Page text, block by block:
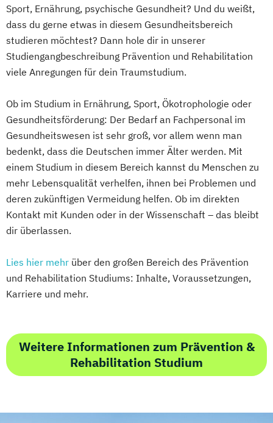
Sport, Ernährung, psychische Gesundheit? Und du weißt,
dass du gerne etwas in diesem Gesundheitsbereich
studieren möchtest? Dann hole dir in unserer
Studiengangbeschreibung Prävention und Rehabilitation
viele Anregungen für dein Traumstudium.
Ob im Studium in Ernährung, Sport, Ökotrophologie oder
Gesundheitsförderung: Der Bedarf an Fachpersonal im
Gesundheitswesen ist sehr groß, vor allem wenn man
bedenkt, dass die Deutschen immer Älter werden. Mit
einem Studium in diesem Bereich kannst du Menschen zu
mehr Lebensqualität verhelfen, ihnen bei Problemen und
deren zukünftigen Vermeidung helfen. Ob im direkten
Kontakt mit Kunden oder in der Wissenschaft – das bleibt
dir überlassen.
Lies hier mehr über den großen Bereich des Prävention
und Rehabilitation Studiums: Inhalte, Voraussetzungen,
Karriere und mehr.
Weitere Informationen zum Prävention &
Rehabilitation Studium